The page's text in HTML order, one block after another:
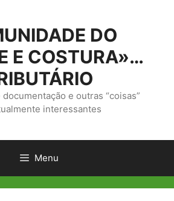
DO
E COSTURA»…
e outras “coisas”
interessantes
Menu